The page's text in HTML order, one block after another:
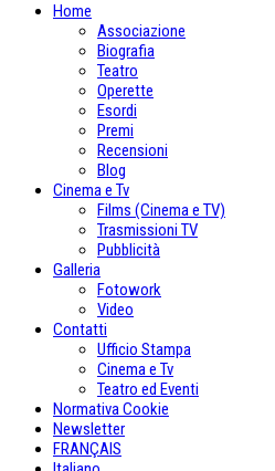
Home
Associazione
Biografia
Teatro
Operette
Esordi
Premi
Recensioni
Blog
Cinema e Tv
Films (Cinema e TV)
Trasmissioni TV
Pubblicità
Galleria
Fotowork
Video
Contatti
Ufficio Stampa
Cinema e Tv
Teatro ed Eventi
Normativa Cookie
Newsletter
FRANÇAIS